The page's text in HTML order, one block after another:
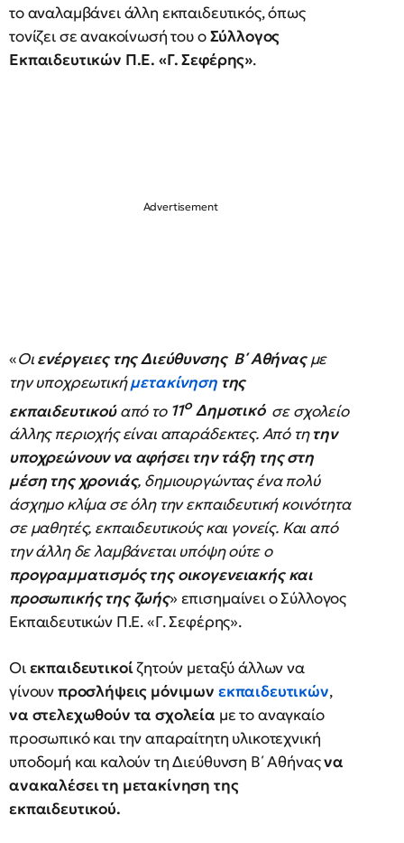
το αναλαμβάνει άλλη εκπαιδευτικός, όπως
τονίζει σε ανακοίνωσή του οΣύλλογος
Εκπαιδευτικών Π.Ε. «Γ. Σεφέρης».
«Οιενέργειες της Διεύθυνσης Β΄ Αθήναςμε
την υποχρεωτικήμετακίνηση της
εκπαιδευτικούαπό το 11οΔημοτικόσε σχολείο
άλλης περιοχής είναι απαράδεκτες. Από τητην
υποχρεώνουν να αφήσει την τάξη της στη
μέση της χρονιάς, δημιουργώντας ένα πολύ
άσχημο κλίμα σε όλη την εκπαιδευτική κοινότητα
σε μαθητές, εκπαιδευτικούς και γονείς. Και από
την άλλη δε λαμβάνεται υπόψη ούτε ο
προγραμματισμός της οικογενειακής και
προσωπικής της ζωής» επισημαίνει ο Σύλλογος
Εκπαιδευτικών Π.Ε. «Γ. Σεφέρης».
Οιεκπαιδευτικοίζητούν μεταξύ άλλων να
γίνουνπροσλήψεις μόνιμων εκπαιδευτικών,
να στελεχωθούν τα σχολεία με το αναγκαίο
προσωπικό και την απαραίτητη υλικοτεχνική
υποδομή και καλούν τη Διεύθυνση Β΄ Αθήναςνα
ανακαλέσει τη μετακίνηση της
εκπαιδευτικού.